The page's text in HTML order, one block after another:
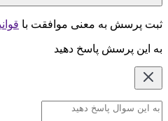
ثبت پرسش به معنی موافقت با
به این پرسش پاسخ دهید